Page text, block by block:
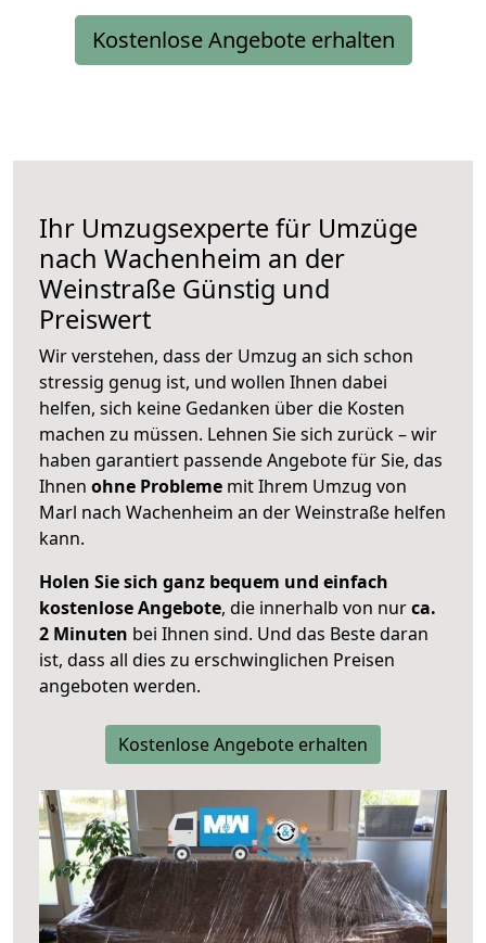
Kostenlose Angebote erhalten
Ihr Umzugsexperte für Umzüge
nach Wachenheim an der
Weinstraße Günstig und
Preiswert
Wir verstehen, dass der Umzug an sich schon
stressig genug ist, und wollen Ihnen dabei
helfen, sich keine Gedanken über die Kosten
machen zu müssen. Lehnen Sie sich zurück – wir
haben garantiert passende Angebote für Sie, das
Ihnen ohne Probleme mit Ihrem Umzug von
Marl nach Wachenheim an der Weinstraße helfen
kann.
Holen Sie sich ganz bequem und einfach
kostenlose Angebote, die innerhalb von nurca.
2 Minuten bei Ihnen sind. Und das Beste daran
ist, dass all dies zu erschwinglichen Preisen
angeboten werden.
Kostenlose Angebote erhalten